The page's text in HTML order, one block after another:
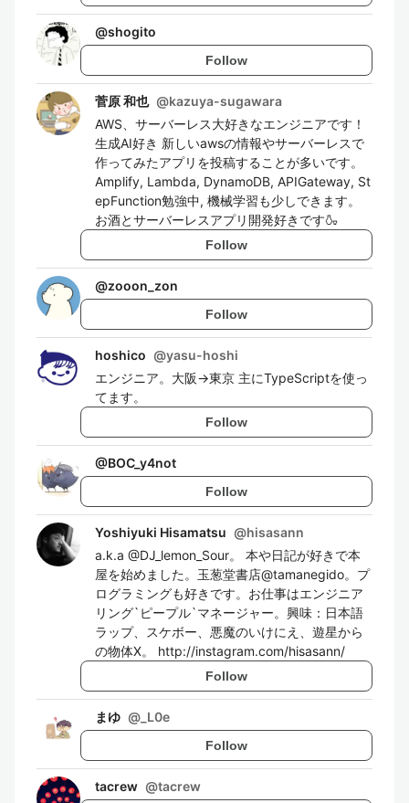
@shogito
Follow
菅原 和也 @kazuya-sugawara
AWS、サーバーレス大好きなエンジニアです！
生成AI好き 新しいawsの情報やサーバーレスで
作ってみたアプリを投稿することが多いです。
Amplify, Lambda, DynamoDB, APIGateway, St
epFunction勉強中, 機械学習も少しできます。
お酒とサーバーレスアプリ開発好きです🍶
Follow
@zooon_zon
Follow
hoshico @yasu-hoshi
エンジニア。大阪→東京 主にTypeScriptを使っ
てます。
Follow
@BOC_y4not
Follow
Yoshiyuki Hisamatsu @hisasann
a.k.a @DJ_lemon_Sour。 本や日記が好きで本
屋を始めました。玉葱堂書店@tamanegido。プ
ログラミングも好きです。お仕事はエンジニア
リング`ピープル`マネージャー。興味：日本語
ラップ、スケボー、悪魔のいけにえ、遊星から
の物体X。 http://instagram.com/hisasann/
Follow
まゆ @ _L0e
Follow
tacrew @tacrew